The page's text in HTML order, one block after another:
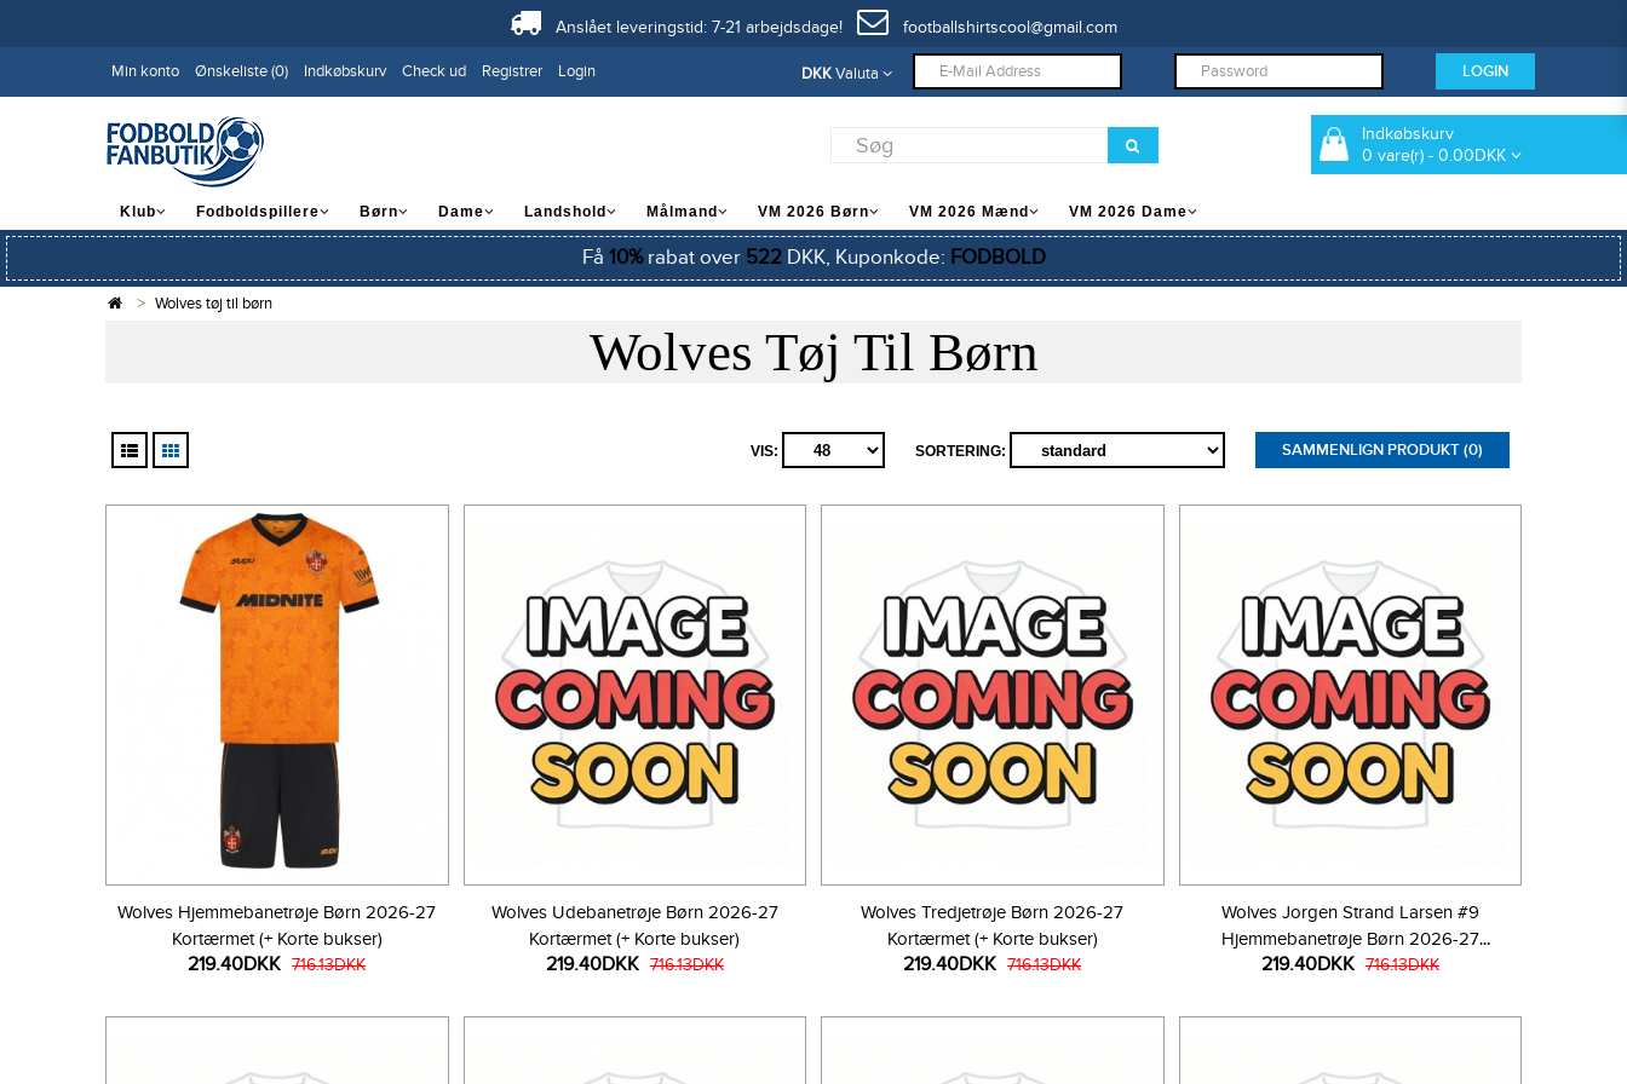
Anslået leveringstid: 7-21 arbejdsdage! footballshirtscool@gmail.com
Min konto Ønskeliste (0) Indkøbskurv Check ud Registrer Login DKKValuta
Indkøbskurv
0 vare(r) - 0.00DKK
Klub Fodboldspillere Børn Dame Landshold Målmand VM 2026 Børn VM 2026 Mænd VM 2026 Dame
Få 10%rabat over 522DKK, Kuponkode: FODBOLD
Wolves tøj til børn
Wolves Tøj Til Børn
SAMMENLIGN PRODUKT (0)
SORTERING:
VIS:
Wolves Hjemmebanetrøje Børn 2026-27
Kortærmet (+ Korte bukser)
219.40DKK 716.13DKK
Wolves Udebanetrøje Børn 2026-27
Kortærmet (+ Korte bukser)
219.40DKK 716.13DKK
Wolves Tredjetrøje Børn 2026-27
Kortærmet (+ Korte bukser)
219.40DKK 716.13DKK
Wolves Jorgen Strand Larsen #9
Hjemmebanetrøje Børn 2026-27
Kortærmet (+ Korte bukser)
219.40DKK 716.13DKK